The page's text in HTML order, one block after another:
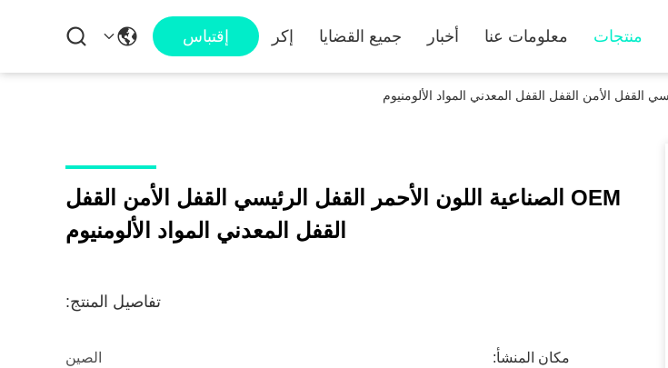
منتجات معلومات عنا أخبار جميع القضايا إكر إقتباس
OEM الصناعية اللون الأحمر القفل الرئيسي القفل الأمن القفل
القفل المعدني المواد الألومنيوم
تفاصيل المنتج:
مكان المنشأ: الصين